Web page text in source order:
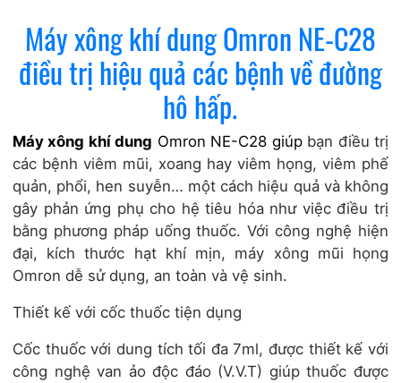
Máy xông khí dung Omron NE-C28
điều trị hiệu quả các bệnh về đường
hô hấp.
Máy xông khí dung Omron NE-C28 giúpbạn điều trị
các bệnh viêm mũi, xoang hay viêm họng, viêm phế
quản, phổi, hen suyễn… một cách hiệu quả và không
gây phản ứng phụ cho hệ tiêu hóa như việc điều trị
bằng phương pháp uống thuốc. Với công nghệ hiện
đại, kích thước hạt khí mịn, máy xông mũi họng
Omron dễ sử dụng, an toàn và vệ sinh.
Thiết kế với cốc thuốc tiện dụng
Cốc thuốc với dung tích tối đa 7ml, được thiết kế với
công nghệ van ảo độc đáo (V.V.T) giúp thuốc được